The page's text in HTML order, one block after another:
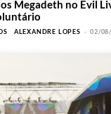
Megadeth no Evil
ALEXANDRE LOPES - 02/